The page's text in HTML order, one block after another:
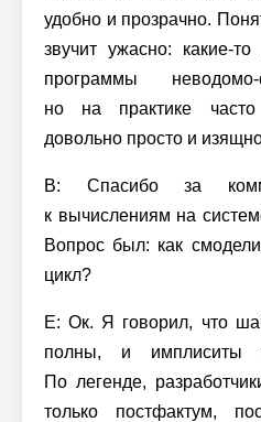
удобно и прозрачно.
звучит ужасно: какие-
программы неводомо-
но на практике
довольно просто и
В: Спасибо за
к вычислениям на
Вопрос был: как
цикл?
Е: Ок. Я говорил, что
полны, и имплиситы
По легенде,
только постфактум,